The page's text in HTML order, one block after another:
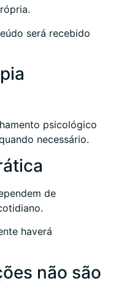
será recebido
psicológico
necessário.
de
haverá
não são